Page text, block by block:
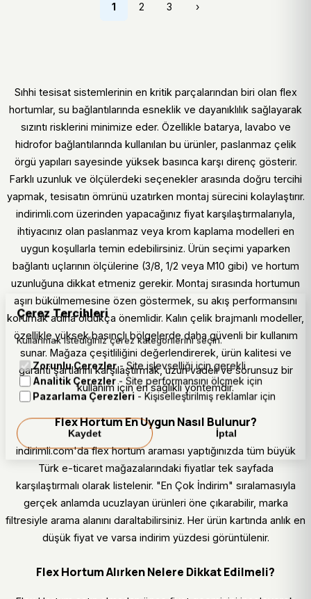
1 2 3 ›
Sıhhi tesisat sistemlerinin en kritik parçalarından biri olan flex
hortumlar, su bağlantılarında esneklik ve dayanıklılık sağlayarak
sızıntı risklerini minimize eder. Özellikle batarya, lavabo ve
hidrofor bağlantılarında kullanılan bu ürünler, paslanmaz çelik
örgü yapıları sayesinde yüksek basınca karşı direnç gösterir.
Farklı uzunluk ve ölçülerdeki seçenekler arasında doğru tercihi
yapmak, tesisatın ömrünü uzatırken montaj sürecini kolaylaştırır.
indirimli.com üzerinden yapacağınız fiyat karşılaştırmalarıyla,
ihtiyacınız olan paslanmaz veya krom kaplama modelleri en
uygun koşullarla temin edebilirsiniz. Ürün seçimi yaparken
bağlantı uçlarının ölçülerine (3/8, 1/2 veya M10 gibi) ve hortum
uzunluğuna dikkat etmeniz gerekir. Montaj sırasında hortumun
aşırı bükülmemesine özen göstermek, su akış performansını
korumak adına oldukça önemlidir. Kalın çelik brajmanlı modeller,
özellikle yüksek basınçlı bölgelerde daha güvenli bir kullanım
sunar. Mağaza çeşitliliğini değerlendirerek, ürün kalitesi ve
garanti şartlarını karşılaştırmak, uzun vadeli ve sorunsuz bir
kullanım için en sağlıklı yöntemdir.
Flex Hortum En Uygun Nasıl Bulunur?
indirimli.com'da flex hortum araması yaptığınızda tüm büyük
Türk e-ticaret mağazalarındaki fiyatlar tek sayfada
karşılaştırmalı olarak listelenir. "En Çok İndirim" sıralamasıyla
gerçek anlamda ucuzlayan ürünleri öne çıkarabilir, marka
filtresiyle arama alanını daraltabilirsiniz. Her ürün kartında anlık en
düşük fiyat ve varsa indirim yüzdesi görüntülenir.
Flex Hortum Alırken Nelere Dikkat Edilmeli?
Çerez Tercihleri
Kullanmak istediğiniz çerez kategorilerini seçin.
Zorunlu Çerezler- Site işlevselliği için gerekli
Analitik Çerezler - Site performansını ölçmek için
Pazarlama Çerezleri - Kişiselleştirilmiş reklamlar için
Kaydet İptal